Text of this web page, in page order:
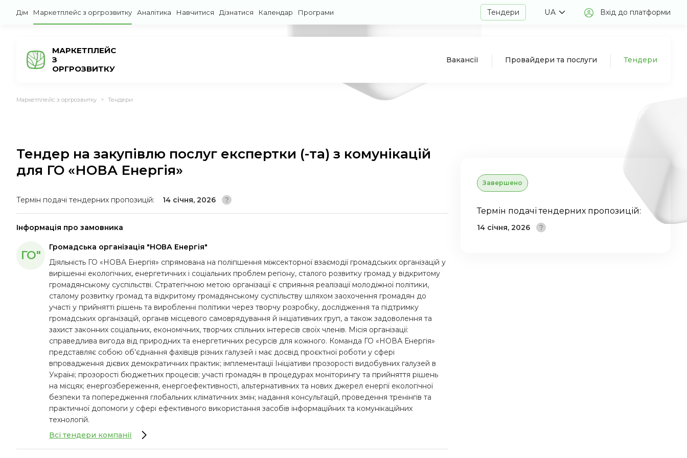
Дім Маркетплейс з оргрозвитку Аналітика Навчитися Дізнатися Календар Програми Тендери UA Вхід до платформи
МАРКЕТПЛЕЙС
З
ОРГРОЗВИТКУ
Вакансії Провайдери та послуги Тендери
Маркетплейс з оргрозвитку > Тендери
Тендер на закупівлю послуг експертки (-та) з комунікацій
для ГО «НОВА Енергія»
Термін подачі тендерних пропозицій: 14 січня, 2026
Інформація про замовника
ГО"
Громадська організація "НОВА Енергія"
Діяльність ГО «НОВА Енергія» спрямована на поліпшення міжсекторної взаємодії громадських організацій у
вирішенні екологічних, енергетичних і соціальних проблем регіону, сталого розвитку громад у відкритому
громадянському суспільстві. Стратегічною метою організації є сприяння реалізації молодіжної політики,
сталому розвитку громад та відкритому громадянському суспільству шляхом заохочення громадян до
участі у прийнятті рішень та виробленні політики через творчу розробку, дослідження та підтримку
громадських організацій, органів місцевого самоврядування й ініціативних груп, а також задоволення та
захист законних соціальних, економічних, творчих спільних інтересів своїх членів. Місія організації:
справедлива вигода від природних та енергетичних ресурсів для кожного. Команда ГО «НОВА Енергія»
представляє собою об’єднання фахівців різних галузей і має досвід проєктної роботи у сфері
впровадження дієвих демократичних практик; імплементації Ініціативи прозорості видобувних галузей в
Україні; прозорості бюджетних процесів; участі громадян в процедурах моніторингу та прийняття рішень
на місцях; енергозбереження, енергоефективності, альтернативних та нових джерел енергії екологічної
безпеки та попередження глобальних кліматичних змін; надання консультацій, проведення тренінгів та
практичної допомоги у сфері ефективного використання засобів інформаційних та комунікаційних
технологій.
Всі тендери компанії
Завершено
Термін подачі тендерних пропозицій:
14 січня, 2026